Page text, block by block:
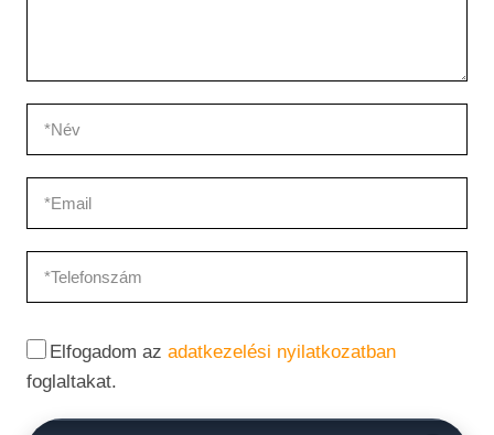
Elfogadom az adatkezelési nyilatkozatban
foglaltakat.